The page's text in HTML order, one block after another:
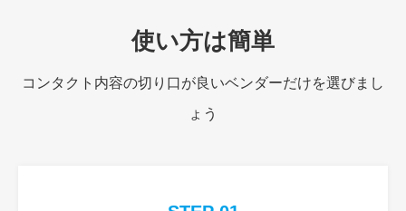
使い方は簡単
コンタクト内容の切り口が良いベンダーだけを選びまし
ょう